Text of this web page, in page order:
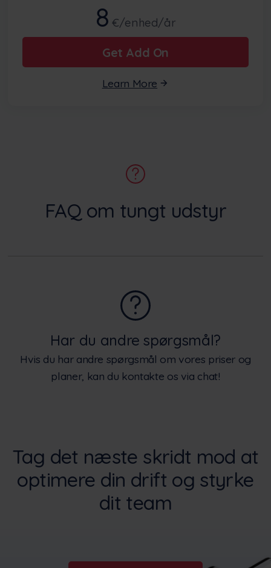
8 €/enhed/år
Get Add On
Learn More
FAQ om tungt udstyr
Har du andre spørgsmål?
Hvis du har andre spørgsmål om vores priser og
planer, kan du kontakte os via chat!
Tag det næste skridt mod at
optimere din drift og styrke
dit team